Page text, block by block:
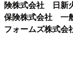
険株式会社 日新
保険株式会社 一
フォームズ株式会